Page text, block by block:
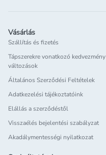
Vásárlás
Szállítás és fizetés
Tápszerekre vonatkozó kedvezmény
változások
Általános Szerződési Feltételek
Adatkezelési tájékoztatóink
Elállás a szerződéstől
Visszaélés bejelentési szabályzat
Akadálymentességi nyilatkozat